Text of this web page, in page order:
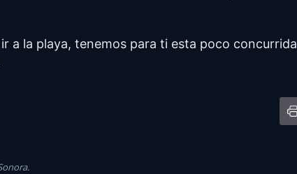
a la playa, tenemos para ti esta poco concurrida